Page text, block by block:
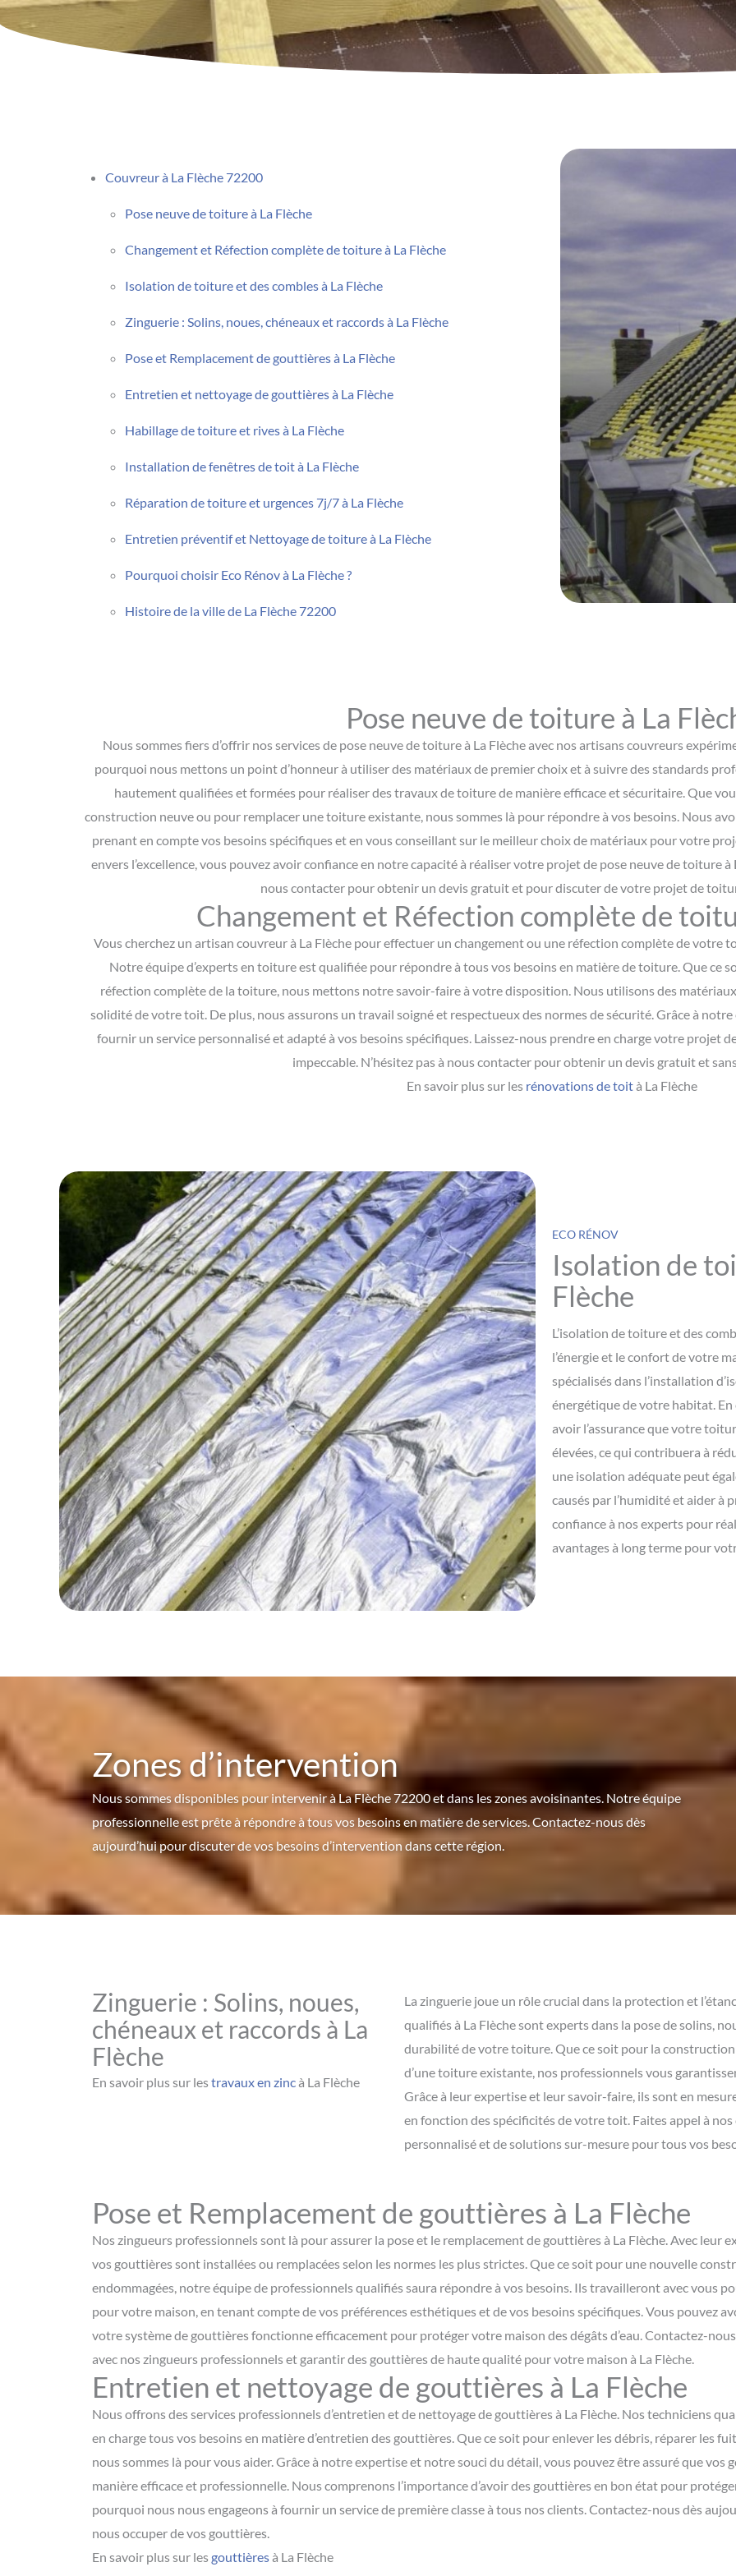
Couvreur à La Flèche 72200
Pose neuve de toiture à La Flèche
Changement et Réfection complète de toiture à La Flèche
Isolation de toiture et des combles à La Flèche
Zinguerie : Solins, noues, chéneaux et raccords à La Flèche
Pose et Remplacement de gouttières à La Flèche
Entretien et nettoyage de gouttières à La Flèche
Habillage de toiture et rives à La Flèche
Installation de fenêtres de toit à La Flèche
Réparation de toiture et urgences 7j/7 à La Flèche
Entretien préventif et Nettoyage de toiture à La Flèche
Pourquoi choisir Eco Rénov à La Flèche ?
Histoire de la ville de La Flèche 72200
Pose neuve de toiture à La
Nous sommes fiers d’offrir nos services de pose neuve de toiture à La Flèche avec nos artisans couvreurs
pourquoi nous mettons un point d’honneur à utiliser des matériaux de premier choix et à suivre des standards
hautement qualifiées et formées pour réaliser des travaux de toiture de manière efficace et sécuritaire. Que
construction neuve ou pour remplacer une toiture existante, nous sommes là pour répondre à vos besoins. Nous
prenant en compte vos besoins spécifiques et en vous conseillant sur le meilleur choix de matériaux pour votre
envers l’excellence, vous pouvez avoir confiance en notre capacité à réaliser votre projet de pose neuve de toiture à
nous contacter pour obtenir un devis gratuit et pour discuter de votre projet de
Changement et Réfection complète de
Vous cherchez un artisan couvreur à La Flèche pour effectuer un changement ou une réfection complète de votre
Notre équipe d’experts en toiture est qualifiée pour répondre à tous vos besoins en matière de toiture. Que ce
réfection complète de la toiture, nous mettons notre savoir-faire à votre disposition. Nous utilisons des
solidité de votre toit. De plus, nous assurons un travail soigné et respectueux des normes de sécurité. Grâce à
fournir un service personnalisé et adapté à vos besoins spécifiques. Laissez-nous prendre en charge votre projet
impeccable. N’hésitez pas à nous contacter pour obtenir un devis gratuit et
En savoir plus sur les rénovations de toità La Flèche
ECO RÉNOV
Isolation de
Flèche
L’isolation de toiture et des
l’énergie et le confort de votre
spécialisés dans l’installation
énergétique de votre habitat.
avoir l’assurance que votre
élevées, ce qui contribuera à
une isolation adéquate peut
causés par l’humidité et aider à
confiance à nos experts pour
avantages à long terme pour
Zones d’intervention
Nous sommes disponibles pour intervenir à La Flèche 72200 et dans les zones avoisinantes. Notre équipe
professionnelle est prête à répondre à tous vos besoins en matière de services. Contactez-nous dès
aujourd’hui pour discuter de vos besoins d’intervention dans cette région.
Zinguerie : Solins, noues,
chéneaux et raccords à La
Flèche
En savoir plus sur lestravaux en zincà La Flèche
La zinguerie joue un rôle crucial dans la protection et
qualifiés à La Flèche sont experts dans la pose de solins,
durabilité de votre toiture. Que ce soit pour la
d’une toiture existante, nos professionnels vous
Grâce à leur expertise et leur savoir-faire, ils sont en
en fonction des spécificités de votre toit. Faites appel à
personnalisé et de solutions sur-mesure pour tous vos
Pose et Remplacement de gouttières à La Flèche
Nos zingueurs professionnels sont là pour assurer la pose et le remplacement de gouttières à La Flèche. Avec leur
vos gouttières sont installées ou remplacées selon les normes les plus strictes. Que ce soit pour une nouvelle
endommagées, notre équipe de professionnels qualifiés saura répondre à vos besoins. Ils travailleront avec vous
pour votre maison, en tenant compte de vos préférences esthétiques et de vos besoins spécifiques. Vous pouvez
votre système de gouttières fonctionne efficacement pour protéger votre maison des dégâts d’eau. Contactez-
avec nos zingueurs professionnels et garantir des gouttières de haute qualité pour votre maison à La Flèche.
Entretien et nettoyage de gouttières à La Flèche
Nous offrons des services professionnels d’entretien et de nettoyage de gouttières à La Flèche. Nos techniciens
en charge tous vos besoins en matière d’entretien des gouttières. Que ce soit pour enlever les débris, réparer les
nous sommes là pour vous aider. Grâce à notre expertise et notre souci du détail, vous pouvez être assuré que
manière efficace et professionnelle. Nous comprenons l’importance d’avoir des gouttières en bon état pour
pourquoi nous nous engageons à fournir un service de première classe à tous nos clients. Contactez-nous dès
nous occuper de vos gouttières.
En savoir plus sur les gouttièresà La Flèche